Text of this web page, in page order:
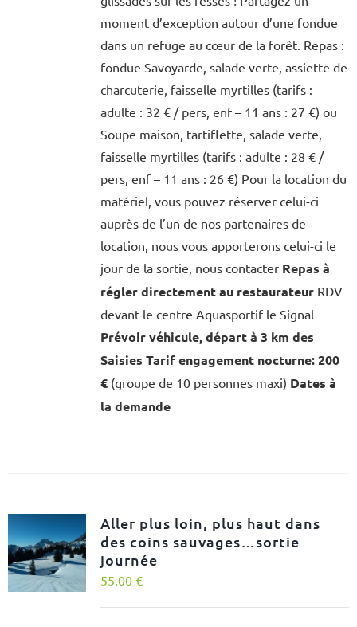
moment d’exception autour d’une fondue
dans un refuge au cœur de la forêt. Repas :
fondue Savoyarde, salade verte, assiette de
charcuterie, faisselle myrtilles (tarifs :
adulte : 32 € / pers, enf – 11 ans : 27 €) ou
Soupe maison, tartiflette, salade verte,
faisselle myrtilles (tarifs : adulte : 28 € /
pers, enf – 11 ans : 26 €) Pour la location du
matériel, vous pouvez réserver celui-ci
auprès de l’un de nos partenaires de
location, nous vous apporterons celui-ci le
jour de la sortie, nous contacter Repas à
régler directement au restaurateurRDV
devant le centre Aquasportif le Signal
Prévoir véhicule, départ à 3 km des
Saisies Tarif engagement nocturne: 200
€ (groupe de 10 personnes maxi) Dates à
la demande
Aller plus loin, plus haut dans
des coins sauvages…sortie
journée
55,00 €